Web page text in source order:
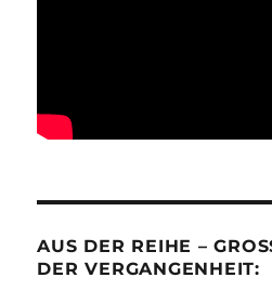
AUS DER REIHE –
ER VERGANGENHEIT: